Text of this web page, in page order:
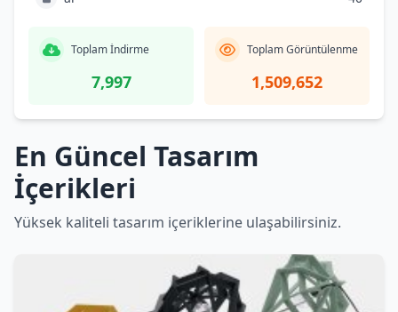
Toplam İndirme
7,997
Toplam Görüntülenme
1,509,652
En Güncel Tasarım
İçerikleri
Yüksek kaliteli tasarım içeriklerine ulaşabilirsiniz.